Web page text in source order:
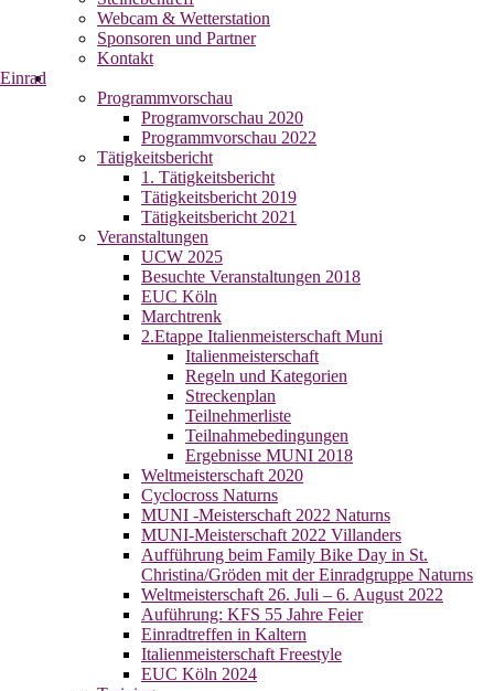
Webcam & Wetterstation
Sponsoren und Partner
Kontakt
Einrad
Programmvorschau
Programvorschau 2020
Programmvorschau 2022
Tätigkeitsbericht
1. Tätigkeitsbericht
Tätigkeitsbericht 2019
Tätigkeitsbericht 2021
Veranstaltungen
UCW 2025
Besuchte Veranstaltungen 2018
EUC Köln
Marchtrenk
2.Etappe Italienmeisterschaft Muni
Italienmeisterschaft
Regeln und Kategorien
Streckenplan
Teilnehmerliste
Teilnahmebedingungen
Ergebnisse MUNI 2018
Weltmeisterschaft 2020
Cyclocross Naturns
MUNI -Meisterschaft 2022 Naturns
MUNI-Meisterschaft 2022 Villanders
Aufführung beim Family Bike Day in St.
Christina/Gröden mit der Einradgruppe Naturns
Weltmeisterschaft 26. Juli – 6. August 2022
Auführung: KFS 55 Jahre Feier
Einradtreffen in Kaltern
Italienmeisterschaft Freestyle
EUC Köln 2024